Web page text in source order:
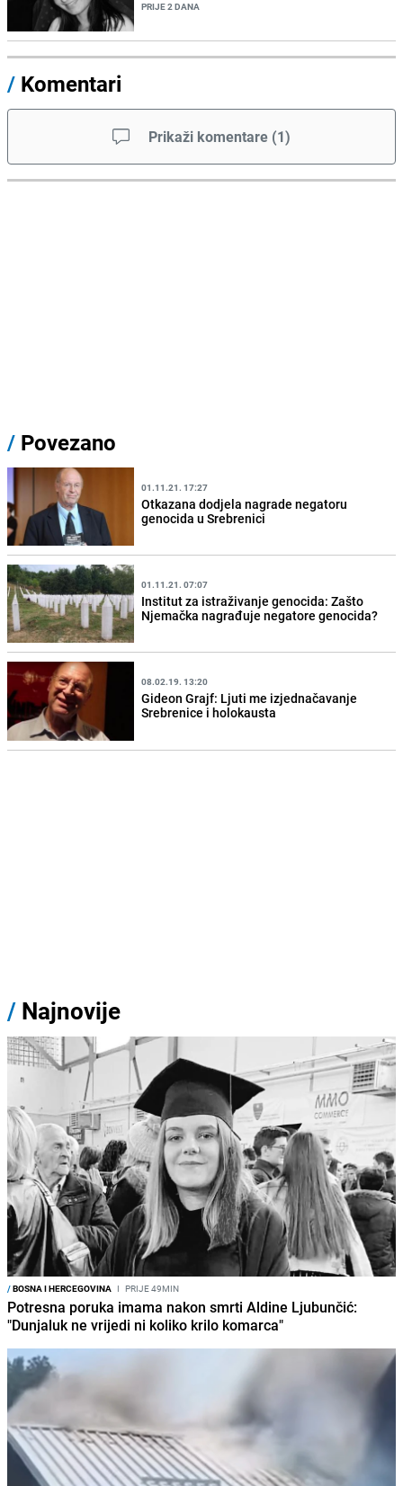
PRIJE 2 DANA
/ Komentari
Prikaži komentare (1)
/ Povezano
01.11.21. 17:27
Otkazana dodjela nagrade negatoru
genocida u Srebrenici
01.11.21. 07:07
Institut za istraživanje genocida: Zašto
Njemačka nagrađuje negatore genocida?
08.02.19. 13:20
Gideon Grajf: Ljuti me izjednačavanje
Srebrenice i holokausta
/ Najnovije
/BOSNA I HERCEGOVINA I PRIJE 49MIN
Potresna poruka imama nakon smrti Aldine Ljubunčić:
"Dunjaluk ne vrijedi ni koliko krilo komarca"